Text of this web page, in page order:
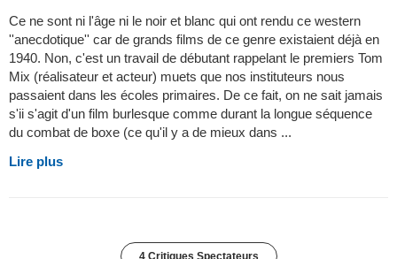
Ce ne sont ni l'âge ni le noir et blanc qui ont rendu ce western
''anecdotique'' car de grands films de ce genre existaient déjà en
1940. Non, c'est un travail de débutant rappelant le premiers Tom
Mix (réalisateur et acteur) muets que nos instituteurs nous
passaient dans les écoles primaires. De ce fait, on ne sait jamais
s'ii s'agit d'un film burlesque comme durant la longue séquence
du combat de boxe (ce qu'il y a de mieux dans ...
Lire plus
4 Critiques Spectateurs